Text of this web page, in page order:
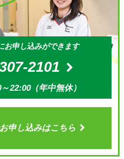
お申し込みができます
2101
22:00（年中無休）
お申し込みはこちら